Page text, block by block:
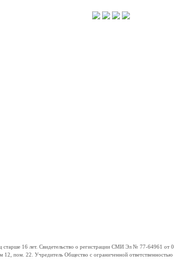
16 лет. Свидетельство о регистрации СМИ Эл № 77-64961 от
пом. 22. Учредитель Общество с ограниченной